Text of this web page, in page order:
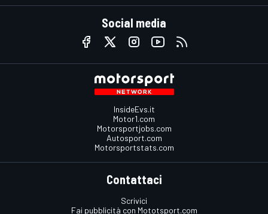
Social media
InsideEvs.it
Motor1.com
Motorsportjobs.com
Autosport.com
Motorsportstats.com
Contattaci
Scrivici
Fai pubblicità con Mototsport.com